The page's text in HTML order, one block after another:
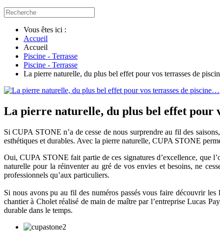
Vous êtes ici :
Accueil
Accueil
Piscine - Terrasse
Piscine - Terrasse
La pierre naturelle, du plus bel effet pour vos terrasses de
La pierre naturelle, du plus bel effet pour
Si CUPA STONE n’a de cesse de nous surprendre au fil des
esthétiques et durables. Avec la pierre naturelle, CUPA STONE
Oui, CUPA STONE fait partie de ces signatures d’excellence, que
naturelle pour la réinventer au gré de vos envies et besoins, ne
professionnels qu’aux particuliers.
Si nous avons pu au fil des numéros passés vous faire découvrir
chantier à Cholet réalisé de main de maître par l’entreprise Lucas
durable dans le temps.